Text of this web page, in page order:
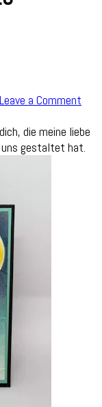
Leave a Comment
und
die meine liebe
uns gestaltet hat.